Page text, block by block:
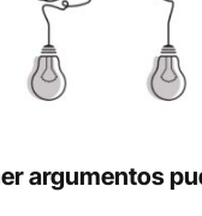
argumentos